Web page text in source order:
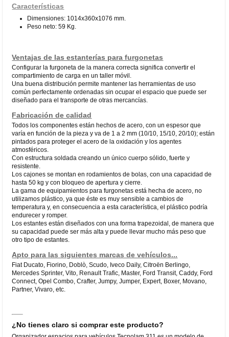
Características
Dimensiones: 1014x360x1076 mm.
Peso neto: 59 Kg.
Ventajas de las estanterías para furgonetas
Configurar la furgoneta de la manera correcta significa convertir el
compartimiento de carga en un taller móvil.
Una buena distribución permite mantener las herramientas de uso
común perfectamente ordenadas sin ocupar el espacio que puede ser
diseñado para el transporte de otras mercancías.
Fabricación de calidad
Todos los componentes están hechos de acero, con un espesor que
varía en función de la pieza y va de 1 a 2 mm (10/10, 15/10, 20/10); están
pintados para proteger el acero de la oxidación y los agentes
atmosféricos.
Con estructura soldada creando un único cuerpo sólido, fuerte y
resistente.
Los cajones se montan en rodamientos de bolas, con una capacidad de
hasta 50 kg y con bloqueo de apertura y cierre.
La gama de equipamientos para furgonetas está hecha de acero, no
utilizamos plástico, ya que éste es muy sensible a cambios de
temperatura y, en consecuencia a esta característica, el plástico podría
endurecer y romper.
Los estantes están diseñados con una forma trapezoidal, de manera que
su capacidad puede ser más alta y puede llevar mucho más peso que
otro tipo de estantes.
Apto para las siguientes marcas de vehículos...
Fiat Ducato, Fiorino, Doblò, Scudo, Iveco Daily, Citroën Berlingo,
Mercedes Sprinter, Vito, Renault Trafic, Master, Ford Transit, Caddy, Ford
Connect, Opel Combo, Crafter, Jumpy, Jumper, Expert, Boxer, Movano,
Partner, Vivaro, etc.
¿No tienes claro si comprar este producto?